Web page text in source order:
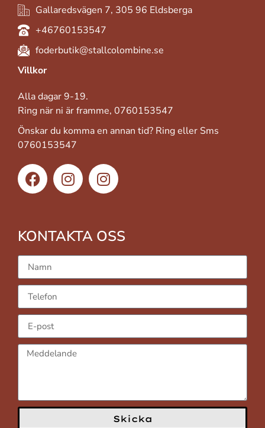
Gallaredsvägen 7, 305 96 Eldsberga
+46760153547
foderbutik@stallcolombine.se
Villkor
Alla dagar 9-19.
Ring när ni är framme, 0760153547
Önskar du komma en annan tid? Ring eller Sms
0760153547
KONTAKTA OSS
Skicka